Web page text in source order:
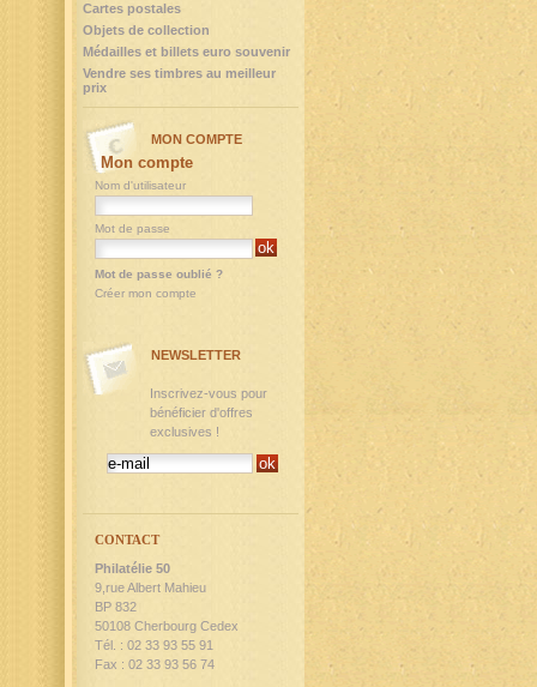
Cartes postales
Objets de collection
Médailles et billets euro souvenir
Vendre ses timbres au meilleur
prix
MON COMPTE
Mon compte
Nom d'utilisateur
Mot de passe
Mot de passe oublié ?
Créer mon compte
NEWSLETTER
Inscrivez-vous pour
bénéficier d'offres
exclusives !
CONTACT
Philatélie 50
9,rue Albert Mahieu
BP 832
50108 Cherbourg Cedex
Tél. : 02 33 93 55 91
Fax : 02 33 93 56 74